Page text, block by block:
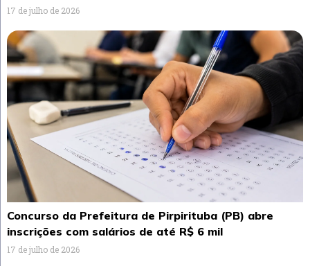
17 de julho de 2026
Concurso da Prefeitura de Pirpirituba (PB) abre
inscrições com salários de até R$ 6 mil
17 de julho de 2026